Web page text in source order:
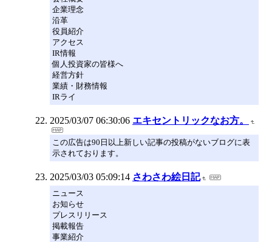
企業理念
沿革
役員紹介
アクセス
IR情報
個人投資家の皆様へ
経営方針
業績・財務情報
IRライ
2025/03/07 06:30:06 エキセントリックなお方。
この広告は90日以上新しい記事の投稿がないブログに表
示されております。
2025/03/03 05:09:14 さわさわ絵日記
ニュース
お知らせ
プレスリリース
掲載報告
事業紹介